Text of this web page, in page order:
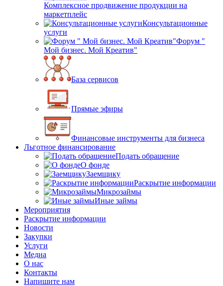
Комплексное продвижение продукции на
маркетплейс
Консультационные
услуги
Форум "
Мой бизнес. Мой Креатив"
База сервисов
Прямые эфиры
Финансовые инструменты для бизнеса
Льготное финансирование
Подать обращение
О фонде
Заемщику
Раскрытие информации
Микрозаймы
Иные займы
Мероприятия
Раскрытие информации
Новости
Закупки
Услуги
Медиа
О нас
Контакты
Напишите нам